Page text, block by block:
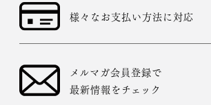
様々なお支払い方法に対応
メルマガ会員登録で
最新情報をチェック